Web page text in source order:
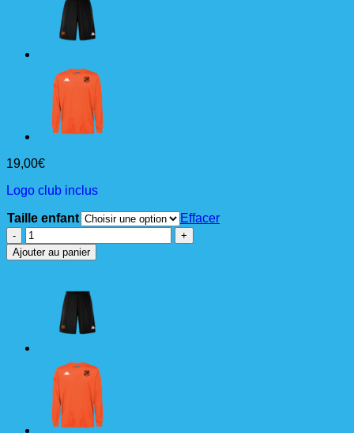
19,00€
Logo club inclus
Taille enfant
Effacer
quantité
de
DOVOL
Orange
Ajouter au panier